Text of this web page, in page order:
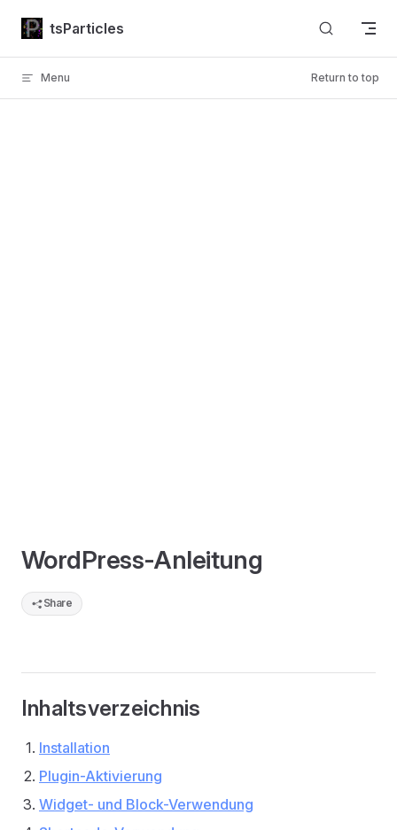
Skip to content
tsParticles
Menu Return to top
WordPress-Anleitung
Share
Inhaltsverzeichnis
Installation
Plugin-Aktivierung
Widget- und Block-Verwendung